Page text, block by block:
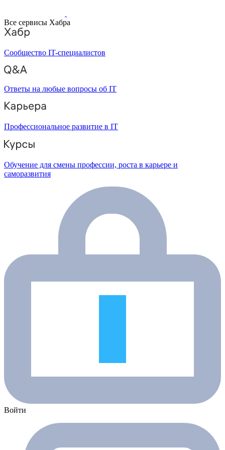
Все сервисы Хабра
Сообщество IT-специалистов
Ответы на любые вопросы об IT
Профессиональное развитие в IT
Обучение для смены профессии, роста в карьере и
саморазвития
Войти